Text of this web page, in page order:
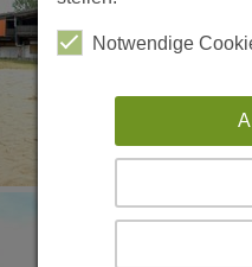
Notwendige